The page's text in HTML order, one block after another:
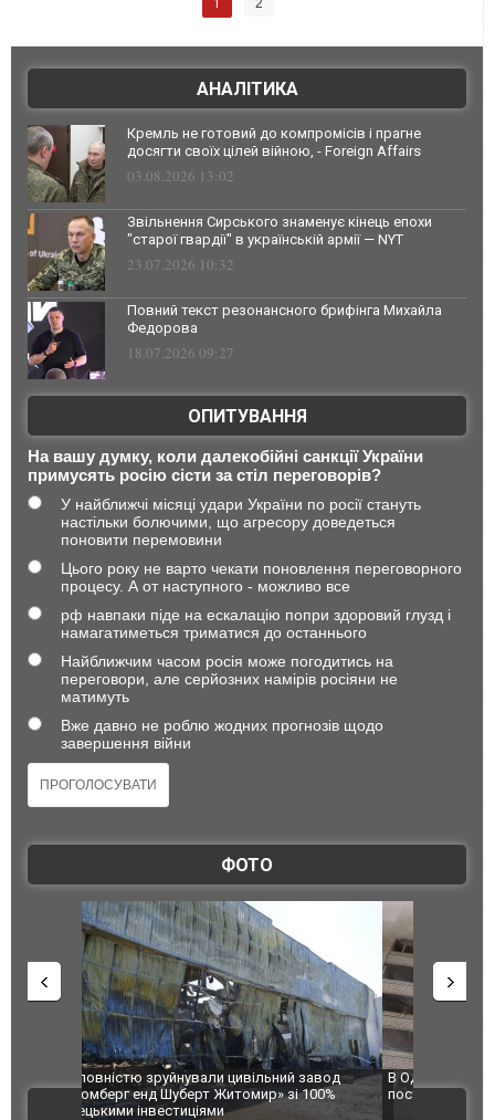
2
АНАЛІТИКА
Кремль не готовий до компромісів і прагне
досягти своїх цілей війною, - Foreign Affairs
03.08.2026 13:02
Звільнення Сирського знаменує кінець епохи
"старої гвардії" в українській армії — NYT
23.07.2026 10:32
Повний текст резонансного брифінга Михайла
Федорова
18.07.2026 09:27
ОПИТУВАННЯ
На вашу думку, коли далекобійні санкції України
примусять росію сісти за стіл переговорів?
У найближчі місяці удари України по росії стануть
настільки болючими, що агресору доведеться
поновити перемовини
Цього року не варто чекати поновлення переговорного
процесу. А от наступного - можливо все
рф навпаки піде на ескалацію попри здоровий глузд і
намагатиметься триматися до останнього
Найближчим часом росія може погодитись на
переговори, але серйозних намірів росіяни не
матимуть
Вже давно не роблю жодних прогнозів щодо
завершення війни
ФОТО
В Одесі та Харкові різко зросла кількість
постраждалих від обстрілу РФ
Ворог
двоє
після
ВІДЕО